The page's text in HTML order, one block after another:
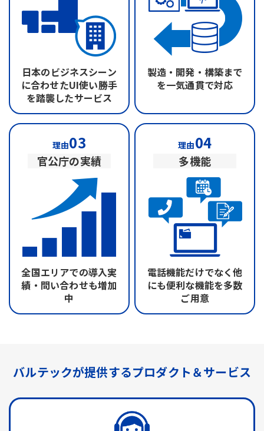
日本のビジネスシーン
に合わせたUI使い勝手
を踏襲したサービス
製造・開発・構築まで
を一気通貫で対応
理由03
官公庁の実績
全国エリアでの導入実
績・問い合わせも増加
中
理由04
多機能
電話機能だけでなく他
にも便利な機能を多数
ご用意
バルテックが提供するプロダクト＆サービス